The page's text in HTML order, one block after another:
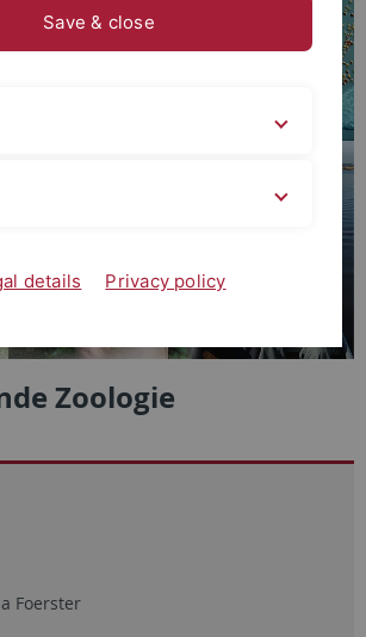
Zoologie
Foerster
Save & close
details Privacy policy